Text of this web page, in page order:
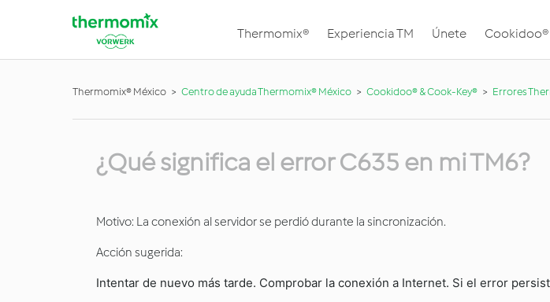
Thermomix® Experiencia TM Únete Cookidoo®
Thermomix® México Centro de ayuda Thermomix® México Cookidoo® & Cook-Key® Errores
¿Qué significa el error C635 en mi TM6?
Motivo: La conexión al servidor se perdió durante la sincronización.
Acción sugerida:
Intentar de nuevo más tarde. Comprobar la conexión a Internet. Si el error